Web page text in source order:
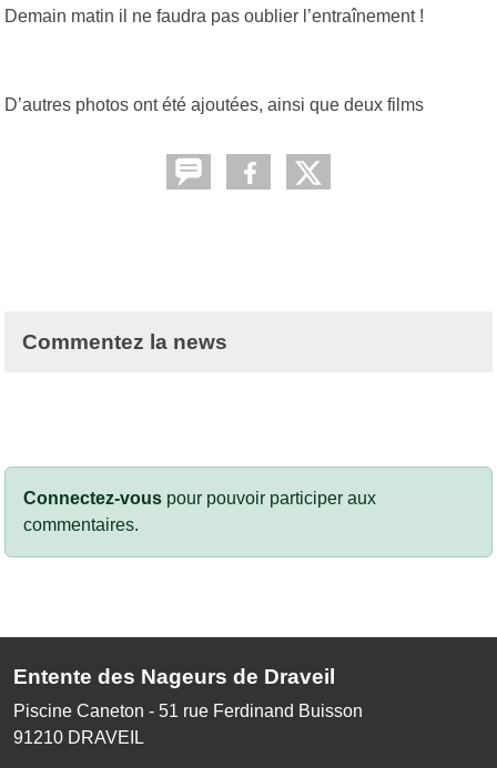
Demain matin il ne faudra pas oublier l’entraînement !
D’autres photos ont été ajoutées, ainsi que deux films
Commentez la news
Connectez-vous pour pouvoir participer aux
commentaires.
Entente des Nageurs de Draveil
Piscine Caneton - 51 rue Ferdinand Buisson
91210 DRAVEIL